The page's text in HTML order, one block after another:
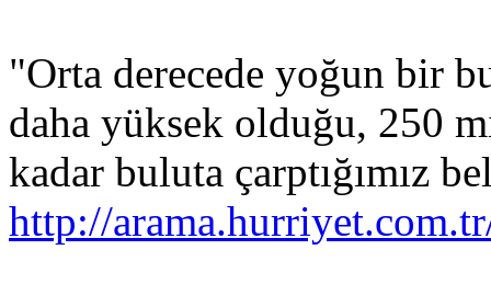
"Orta derecede yoğun bir
daha yüksek olduğu, 250
kadar buluta çarptığımız
http://